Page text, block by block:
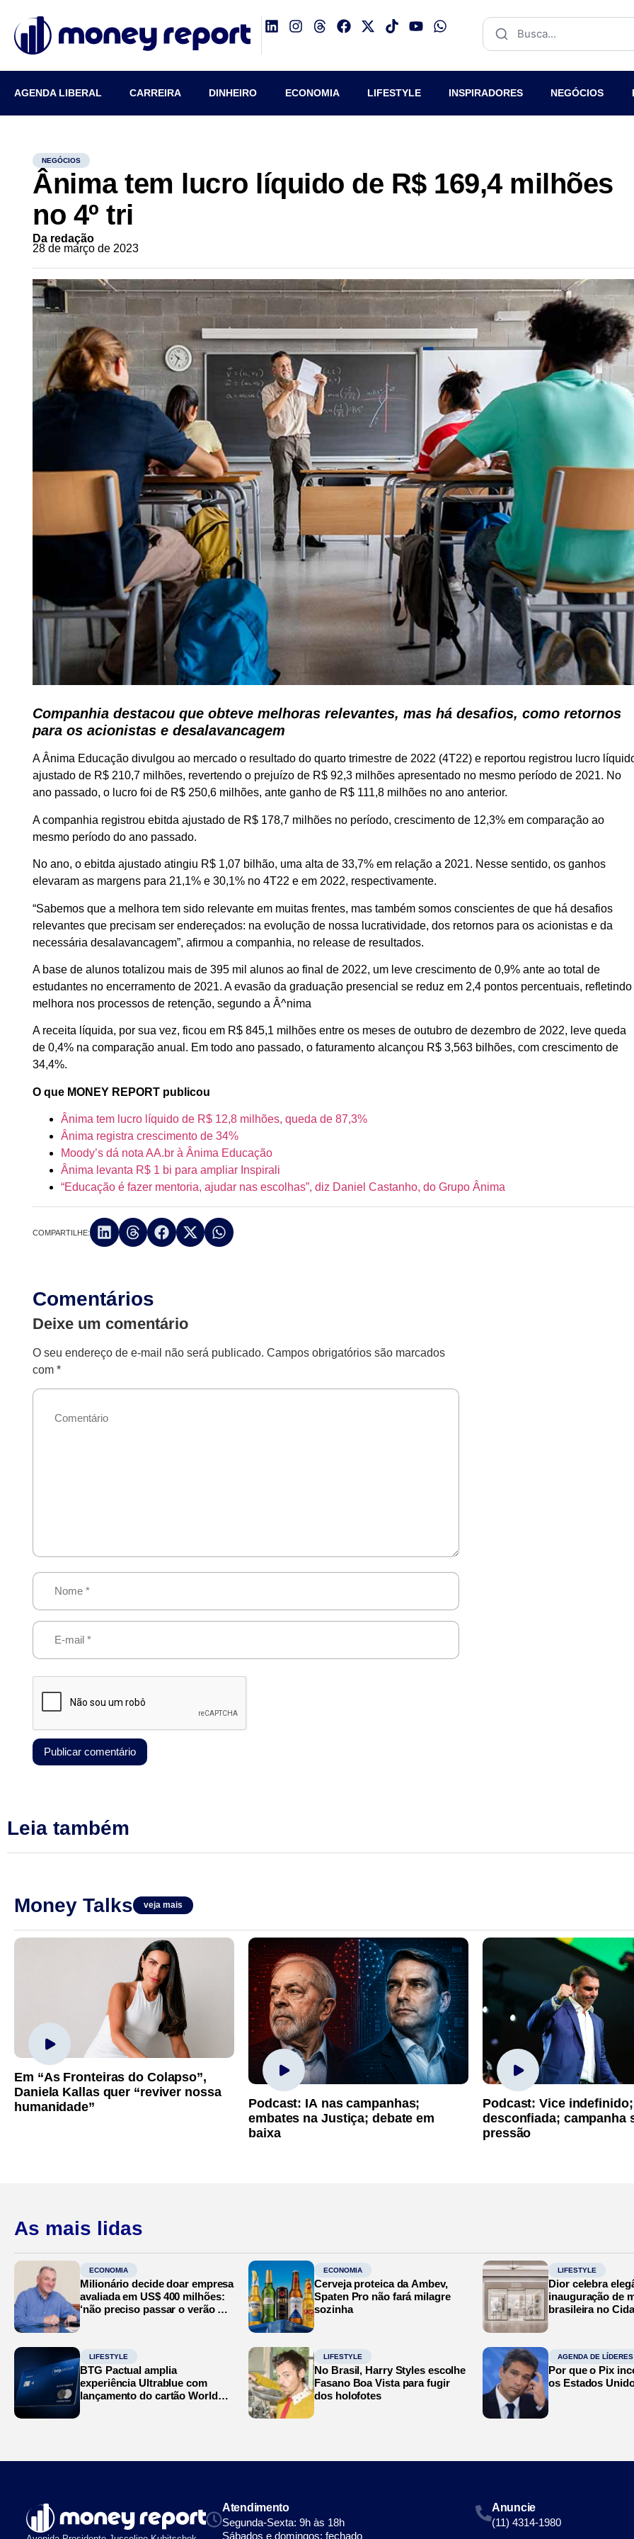
AGENDA LIBERAL CARREIRA DINHEIRO ECONOMIA LIFESTYLE INSPIRADORES NEGÓCIOS
NEGÓCIOS
Ânima tem lucro líquido de R$ 169,4 milhões
no 4º tri
Da redação
28 de março de 2023
Companhia destacou que obteve melhoras relevantes, mas há desafios, como retornos
para os acionistas e desalavancagem
A Ânima Educação divulgou ao mercado o resultado do quarto trimestre de 2022 (4T22) e reportou registrou lucro
ajustado de R$ 210,7 milhões, revertendo o prejuízo de R$ 92,3 milhões apresentado no mesmo período de 2021. No
ano passado, o lucro foi de R$ 250,6 milhões, ante ganho de R$ 111,8 milhões no ano anterior.
A companhia registrou ebitda ajustado de R$ 178,7 milhões no período, crescimento de 12,3% em comparação ao
mesmo período do ano passado.
No ano, o ebitda ajustado atingiu R$ 1,07 bilhão, uma alta de 33,7% em relação a 2021. Nesse sentido, os ganhos
elevaram as margens para 21,1% e 30,1% no 4T22 e em 2022, respectivamente.
“Sabemos que a melhora tem sido relevante em muitas frentes, mas também somos conscientes de que há desafios
relevantes que precisam ser endereçados: na evolução de nossa lucratividade, dos retornos para os acionistas e da
necessária desalavancagem”, afirmou a companhia, no release de resultados.
A base de alunos totalizou mais de 395 mil alunos ao final de 2022, um leve crescimento de 0,9% ante ao total de
estudantes no encerramento de 2021. A evasão da graduação presencial se reduz em 2,4 pontos percentuais, refletindo
melhora nos processos de retenção, segundo a Â^nima
A receita líquida, por sua vez, ficou em R$ 845,1 milhões entre os meses de outubro de dezembro de 2022, leve queda
de 0,4% na comparação anual. Em todo ano passado, o faturamento alcançou R$ 3,563 bilhões, com crescimento de
34,4%.
O que MONEY REPORT publicou
Ânima tem lucro líquido de R$ 12,8 milhões, queda de 87,3%
Ânima registra crescimento de 34%
Moody’s dá nota AA.br à Ânima Educação
Ânima levanta R$ 1 bi para ampliar Inspirali
“Educação é fazer mentoria, ajudar nas escolhas”, diz Daniel Castanho, do Grupo Ânima
COMPARTILHE:
Comentários
Deixe um comentário
O seu endereço de e-mail não será publicado. Campos obrigatórios são marcados
com*
Leia também
Money Talks veja mais
Em “As Fronteiras do Colapso”,
Daniela Kallas quer “reviver nossa
humanidade”
Podcast: IA nas campanhas;
embates na Justiça; debate em
baixa
Podcast: Vice
desconfiada; campanha
pressão
As mais lidas
ECONOMIA
Milionário decide doar empresa
avaliada em US$ 400 milhões:
‘não preciso passar o verão no
ECONOMIA
Cerveja proteica da Ambev,
Spaten Pro não fará milagre
sozinha
LIFESTYLE
Dior celebra
inauguração de
brasileira no
LIFESTYLE
BTG Pactual amplia
experiência Ultrablue com
lançamento do cartão World
LIFESTYLE
No Brasil, Harry Styles escolhe
Fasano Boa Vista para fugir
dos holofotes
AGENDA DE LÍDERES
Por que o Pix
os Estados
Atendimento
Segunda-Sexta: 9h às 18h
Sábados e domingos: fechado
Anuncie
(11) 4314-1980